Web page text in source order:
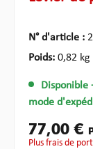
N° d'article :
Poids: 0,82 kg
Disponible
mode
77,00 €
plus frais de port